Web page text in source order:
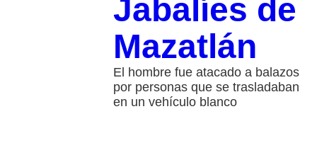
Jabalíes de
Mazatlán
El hombre fue atacado a balazos
por personas que se trasladaban
en un vehículo blanco